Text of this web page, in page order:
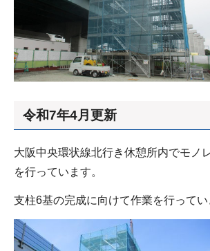
令和7年4月更新
大阪中央環状線北行き休憩所内でモノ
を行っています。
支柱6基の完成に向けて作業を行ってい